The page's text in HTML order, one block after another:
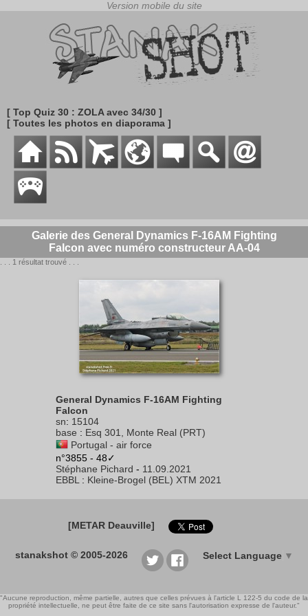
[ Top Quiz 30 : ZOLA avec 34/30 ]
[ Toutes les photos en diaporama ]
Galerie des General Dynamics F-16AM Fighting
Falcon avec numéro constructeur AA-04
. . . 1 résultat trouvé . . .
General Dynamics F-16AM Fighting
Falcon
sn: 15104
base : Esq 301, Monte Real (PRT)
Portugal - air force
n°3855 - 48✓
Stéphane Pichard - 11.09.2021
EBBL : Kleine-Brogel (BEL) XTM 2021
[METAR Deauville]
stanakshot © 2005-2026 Select Language ▼
"Aucune reproduction, même partielle, autres que celles prévues à l'article L 122-5 du code de la
propriété intellectuelle, ne peut être faite de ce site sans l'autorisation expresse de l'auteur."